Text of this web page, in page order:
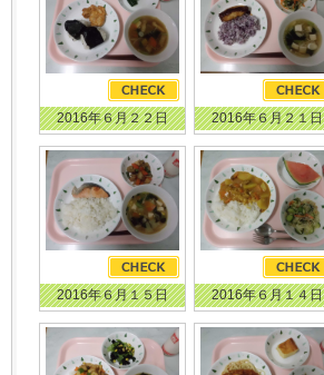
2016年６月２２日 2016年６月２１日
2016年６月１５日 2016年６月１４日